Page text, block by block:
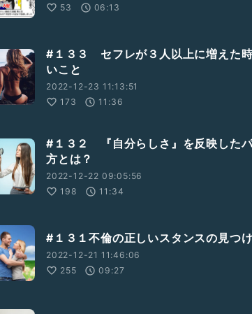
53 06:13
#１３３ セフレが３人以上に増えた
いこと
2022-12-23 11:13:51
173
11:36
#１３２ 『自分らしさ』を反映した
方とは？
2022-12-22 09:05:56
198
11:34
#１３１不倫の正しいスタンスの見つ
2022-12-21 11:46:06
255
09:27